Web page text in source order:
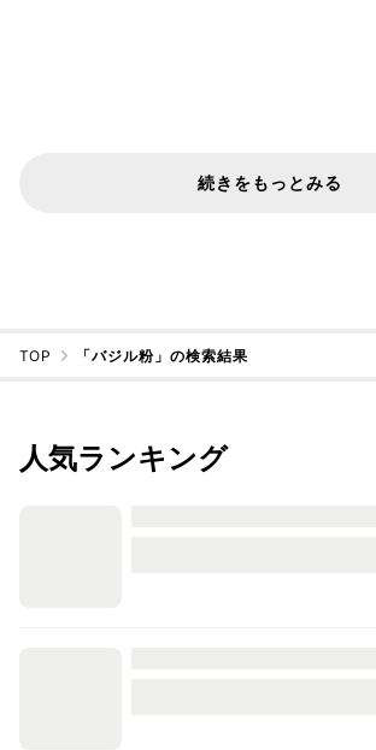
続きをもっとみる
TOP 「バジル粉」の検索結果
人気ランキング